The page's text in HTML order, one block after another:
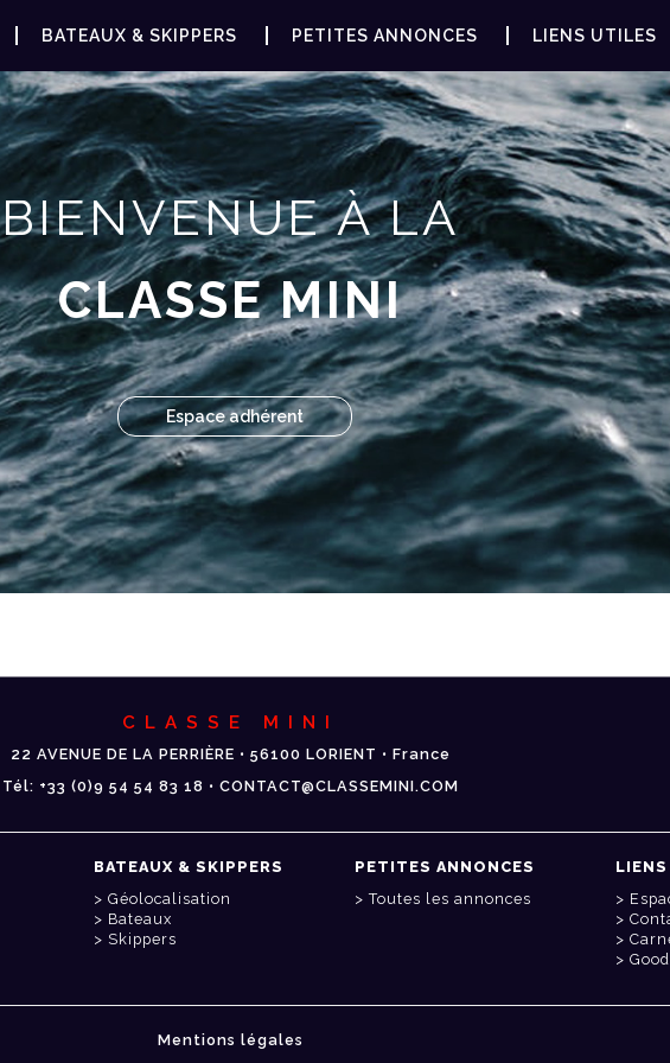
BATEAUX & SKIPPERS PETITES ANNONCES LIENS UTILES
BIENVENUE À LA
CLASSE MINI
Espace adhérent
CLASSE MINI
22 AVENUE DE LA PERRIÈRE • 56100 LORIENT • France
Tél: +33 (0)9 54 54 83 18 • CONTACT@CLASSEMINI.COM
BATEAUX & SKIPPERS
Géolocalisation
Bateaux
Skippers
PETITES ANNONCES
Toutes les annonces
Mentions légales